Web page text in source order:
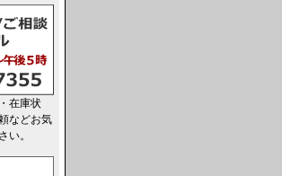
在庫状
などお気
い。